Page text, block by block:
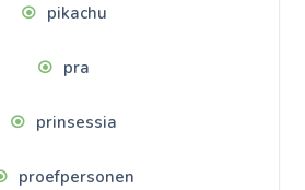
pikachu
pra
prinsessia
proefpersonen